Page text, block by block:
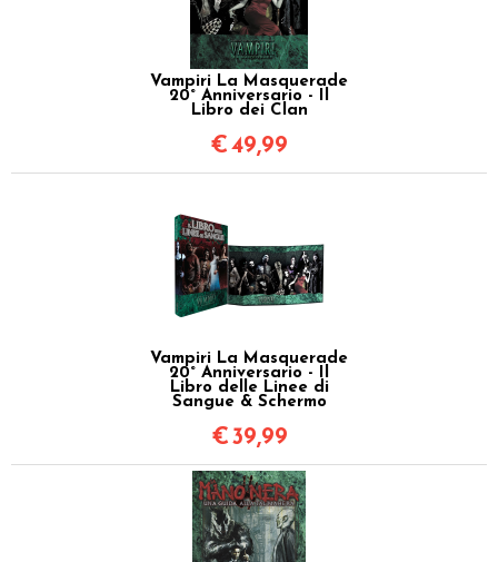
Vampiri La Masquerade
20° Anniversario - Il
Libro dei Clan
€49,99
Vampiri La Masquerade
20° Anniversario - Il
Libro delle Linee di
Sangue & Schermo
€39,99